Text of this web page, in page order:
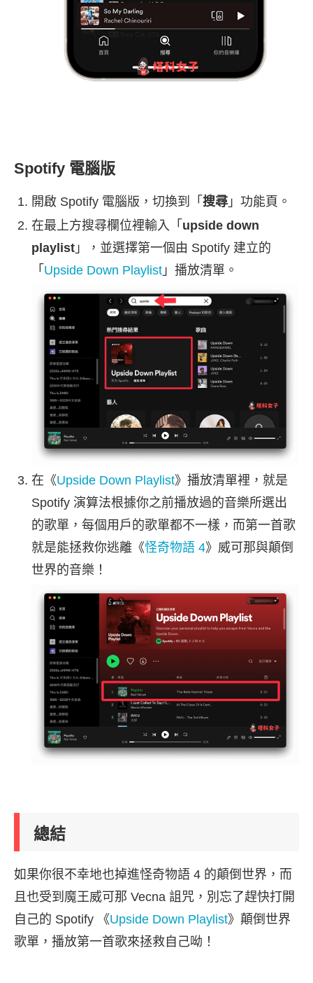
Spotify 電腦版
開啟 Spotify 電腦版，切換到「 搜尋 」功能頁。
在最上方搜尋欄位裡輸入「 upside down
playlist 」，並選擇第一個由 Spotify 建立的
「 Upside Down Playlist 」播放清單。
在《Upside Down Playlist》播放清單裡，就是
Spotify 演算法根據你之前播放過的音樂所選出
的歌單，每個用戶的歌單都不一樣，而第一首歌
就是能拯救你逃離《怪奇物語 4》威可那與顛倒
世界的音樂！
總結
如果你很不幸地也掉進怪奇物語 4 的顛倒世界，而
且也受到魔王威可那 Vecna 詛咒，別忘了趕快打開
自己的 Spotify 《Upside Down Playlist》顛倒世界
歌單，播放第一首歌來拯救自己呦！